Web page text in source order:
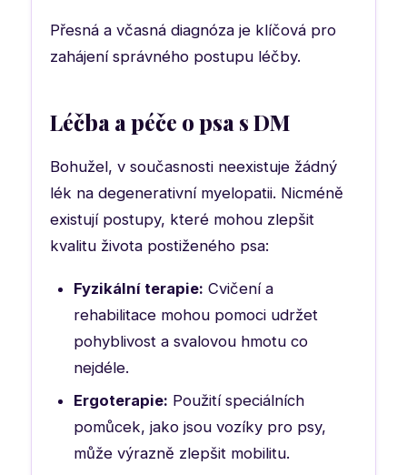
Přesná a včasná diagnóza je klíčová pro
zahájení správného postupu léčby.
Léčba a péče o psa s DM
Bohužel, v současnosti neexistuje žádný
lék na degenerativní myelopatii. Nicméně
existují postupy, které mohou zlepšit
kvalitu života postiženého psa:
Fyzikální terapie: Cvičení a
rehabilitace mohou pomoci udržet
pohyblivost a svalovou hmotu co
nejdéle.
Ergoterapie: Použití speciálních
pomůcek, jako jsou vozíky pro psy,
může výrazně zlepšit mobilitu.